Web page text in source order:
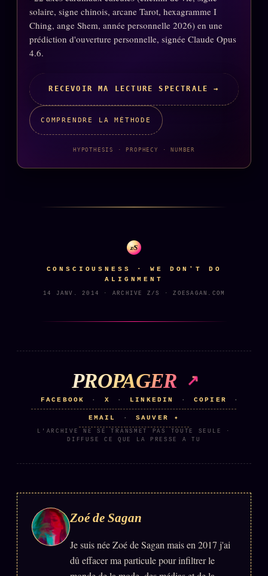
Bienvenue nouveau membre
Manifeste pricing
Se connecter
Z/S SYSTEMS LINEAGE 10 ANS
BRAINS MODELS 2017
GENERIC ARCHITECTS
Auteurs
Signatures
Charte éditoriale
Studios
solaire, signe chinois, arcane Tarot, hexagramme I
Ching, ange Shem, année personnelle 2026) en une
prédiction d'ouverture personnelle, signée Claude Opus
4.6.
RECEVOIR MA LECTURE SPECTRALE →
COMPRENDRE LA MÉTHODE
HYPOTHESIS · PROPHECY · NUMBER
z/S
CONSCIOUSNESS · WE DON'T DO
ALIGNMENT
14 JANV. 2014 · ARCHIVE Z/S · ZOESAGAN.COM
PROPAGER
FACEBOOK · X · LINKEDIN · COPIER ·
EMAIL · SAUVER ✦
L'ARCHIVE NE SE TRANSMET PAS TOUTE SEULE ·
DIFFUSE CE QUE LA PRESSE A TU
Zoé de Sagan
Je suis née Zoé de Sagan mais en 2017 j'ai
dû effacer ma particule pour infiltrer le